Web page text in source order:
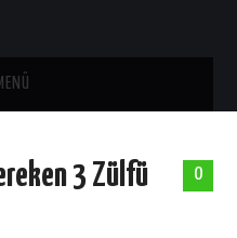
0
3 Zülfü